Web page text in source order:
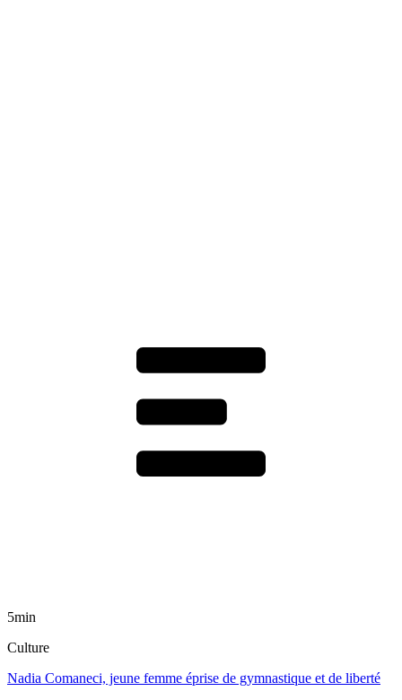
5min
Culture
Nadia Comaneci, jeune femme éprise de gymnastique et de liberté